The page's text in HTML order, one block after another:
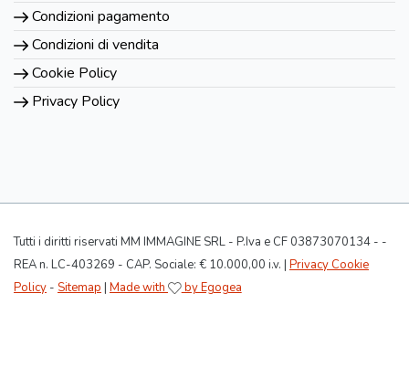
Condizioni pagamento
Condizioni di vendita
Cookie Policy
Privacy Policy
Tutti i diritti riservati MM IMMAGINE SRL - P.Iva e CF 03873070134 - -
REA n. LC-403269 - CAP. Sociale: € 10.000,00 i.v. | Privacy Cookie
Policy - Sitemap | Made with by Egogea